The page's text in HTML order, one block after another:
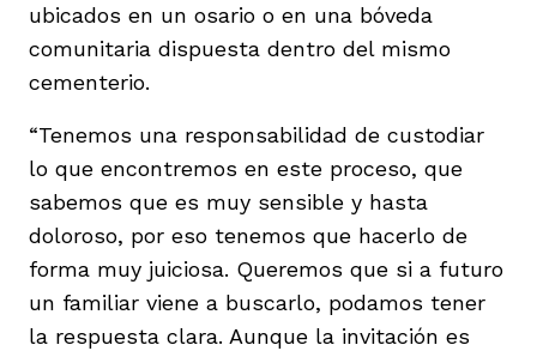
ubicados en un osario o en una bóveda
comunitaria dispuesta dentro del mismo
cementerio.
“Tenemos una responsabilidad de custodiar
lo que encontremos en este proceso, que
sabemos que es muy sensible y hasta
doloroso, por eso tenemos que hacerlo de
forma muy juiciosa. Queremos que si a futuro
un familiar viene a buscarlo, podamos tener
la respuesta clara. Aunque la invitación es